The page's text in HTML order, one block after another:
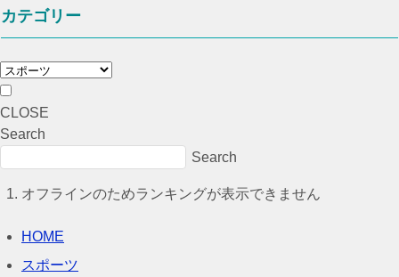
カテゴリー
CLOSE
Search
Search
オフラインのためランキングが表示できません
HOME
スポーツ